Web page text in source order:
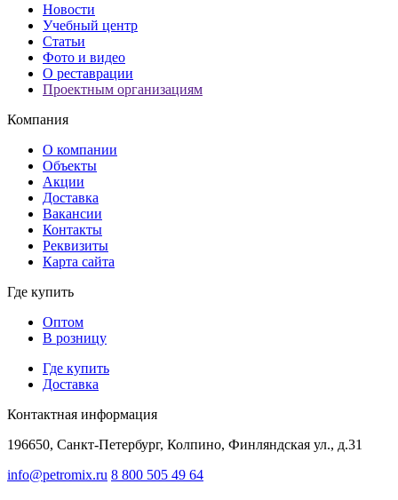
Новости
Учебный центр
Статьи
Фото и видео
О реставрации
Проектным организациям
Компания
О компании
Объекты
Акции
Доставка
Вакансии
Контакты
Реквизиты
Карта сайта
Где купить
Оптом
В розницу
Где купить
Доставка
Контактная информация
196650, Санкт-Петербург, Колпино, Финляндская ул., д.31
info@petromix.ru 8 800 505 49 64